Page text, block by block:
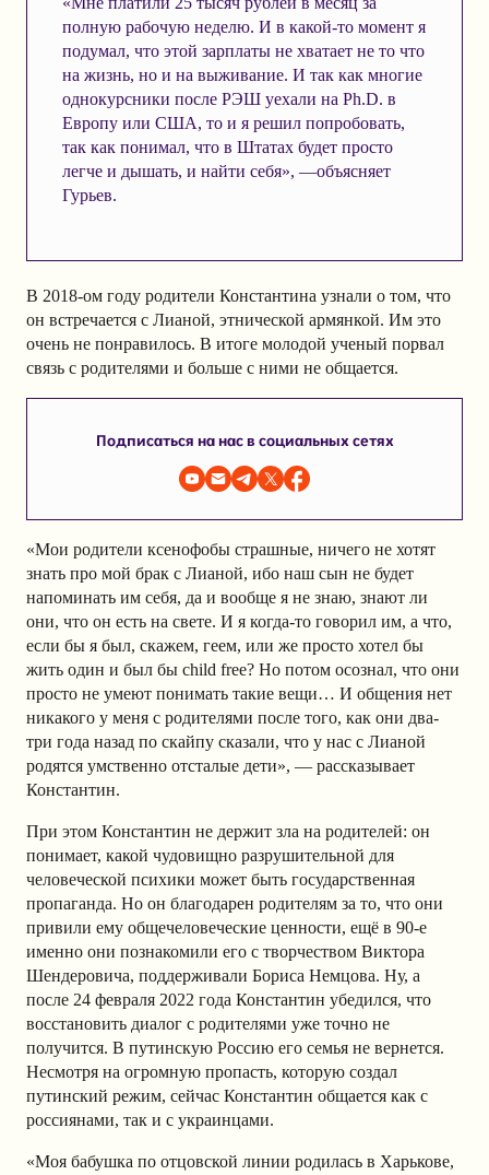
полную рабочую неделю. И в какой-то момент я
подумал, что этой зарплаты не хватает не то что
на жизнь, но и на выживание. И так как многие
однокурсники после РЭШ уехали на Ph.D. в
Европу или США, то и я решил попробовать,
так как понимал, что в Штатах будет просто
легче и дышать, и найти себя», —объясняет
Гурьев.
В 2018-ом году родители Константина узнали о том, что
он встречается с Лианой, этнической армянкой. Им это
очень не понравилось. В итоге молодой ученый порвал
связь с родителями и больше с ними не общается.
Подписаться на нас в социальных сетях
«Мои родители ксенофобы страшные, ничего не хотят
знать про мой брак с Лианой, ибо наш сын не будет
напоминать им себя, да и вообще я не знаю, знают ли
они, что он есть на свете. И я когда-то говорил им, а что,
если бы я был, скажем, геем, или же просто хотел бы
жить один и был бы child free? Но потом осознал, что они
просто не умеют понимать такие вещи… И общения нет
никакого у меня с родителями после того, как они два-
три года назад по скайпу сказали, что у нас с Лианой
родятся умственно отсталые дети», — рассказывает
Константин.
При этом Константин не держит зла на родителей: он
понимает, какой чудовищно разрушительной для
человеческой психики может быть государственная
пропаганда. Но он благодарен родителям за то, что они
привили ему общечеловеческие ценности, ещё в 90-е
именно они познакомили его с творчеством Виктора
Шендеровича, поддерживали Бориса Немцова. Ну, а
после 24 февраля 2022 года Константин убедился, что
восстановить диалог с родителями уже точно не
получится. В путинскую Россию его семья не вернется.
Несмотря на огромную пропасть, которую создал
путинский режим, сейчас Константин общается как с
россиянами, так и с украинцами.
«Моя бабушка по отцовской линии родилась в Харькове,